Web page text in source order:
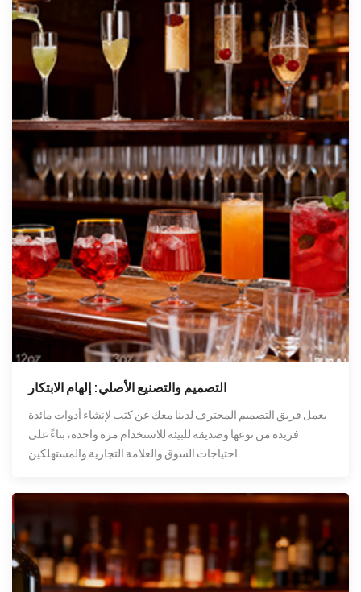
التصميم والتصنيع الأصلي: إلهام الابتكار
يعمل فريق التصميم المحترف لدينا معك عن كثب لإنشاء أدوات مائدة
فريدة من نوعها وصديقة للبيئة للاستخدام مرة واحدة، بناءً على